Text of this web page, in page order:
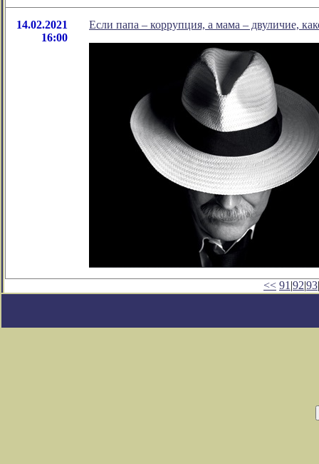
14.02.2021
16:00
Если папа – коррупция, а мама – двуличие,
<< 91 |92|93|